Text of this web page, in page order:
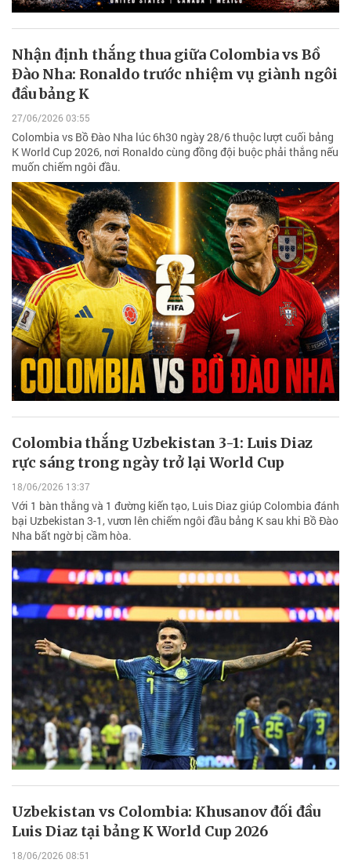
Nhận định thắng thua giữa Colombia vs Bồ
Đào Nha: Ronaldo trước nhiệm vụ giành ngôi
đầu bảng K
27/06/2026 03:55
Colombia vs Bồ Đào Nha lúc 6h30 ngày 28/6 thuộc lượt cuối bảng
K World Cup 2026, nơi Ronaldo cùng đồng đội buộc phải thắng nếu
muốn chiếm ngôi đầu.
Colombia thắng Uzbekistan 3-1: Luis Diaz
rực sáng trong ngày trở lại World Cup
18/06/2026 13:37
Với 1 bàn thắng và 1 đường kiến tạo, Luis Diaz giúp Colombia đánh
bại Uzbekistan 3-1, vươn lên chiếm ngôi đầu bảng K sau khi Bồ Đào
Nha bất ngờ bị cầm hòa.
Uzbekistan vs Colombia: Khusanov đối đầu
Luis Diaz tại bảng K World Cup 2026
18/06/2026 08:51